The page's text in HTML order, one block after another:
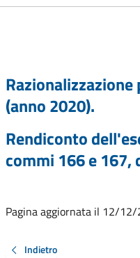
(anno 2020).
Rendiconto
commi 166 e 167,
Pagina aggiornata il 12/
Indietro